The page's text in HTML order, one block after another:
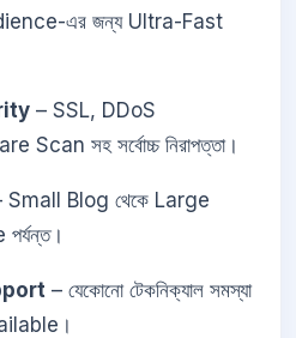
এর জন্য Ultra-Fast
– SSL, DDoS
সহ সর্বোচ্চ নিরাপত্তা।
Small Blog থেকে Large
– যেকোনো টেকনিক্যাল সমস্যা